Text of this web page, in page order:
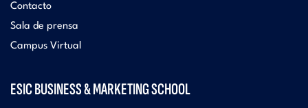
Contacto
Sala de prensa
Campus Virtual
ESIC BUSINESS & MARKETING SCHOOL